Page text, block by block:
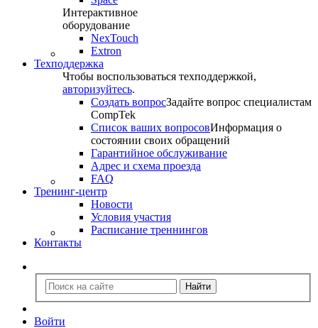
Интерактивное
оборудование
NexTouch
Extron
Техподдержка
Чтобы воспользоваться техподдержкой,
авторизуйтесь.
Создать вопросЗадайте вопрос специалистам
CompTek
Список ваших вопросовИнформация о
состоянии своих обращений
Гарантийное обслуживание
Адрес и схема проезда
FAQ
Тренинг-центр
Новости
Условия участия
Расписание треннингов
Контакты
Войти